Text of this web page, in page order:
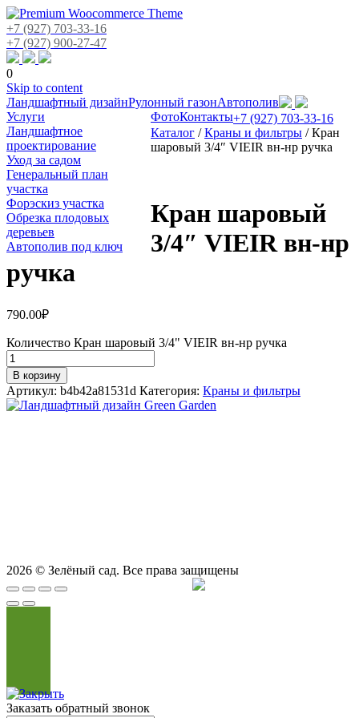
+7 (927) 703-33-16
+7 (927) 900-27-47
0
Skip to content
Ландшафтный дизайнРулонный газонАвтополив
Услуги
Ландшафтное
проектирование
Уход за садом
Генеральный план
участка
Форэскиз участка
Обрезка плодовых
деревьев
Автополив под ключ
ФотоКонтакты+7 (927) 703-33-16
Каталог /Краны и фильтры /Кран
шаровый 3/4″ VIEIR вн-нр ручка
Кран шаровый
3/4″ VIEIR вн-нр
ручка
790.00₽
Количество Кран шаровый 3/4" VIEIR вн-нр ручка
В корзину
Артикул: b4b42a81531d Категория: Краны и фильтры
2026 © Зелёный сад. Все права защищены
Заказать обратный звонок